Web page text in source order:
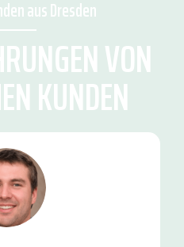
aus Dresden
VON
KUNDEN